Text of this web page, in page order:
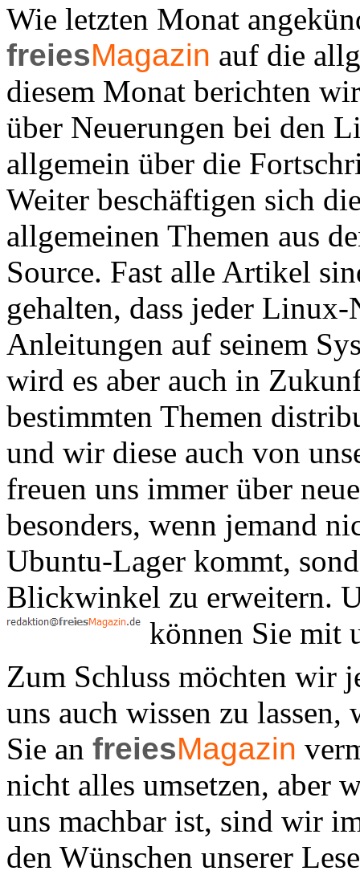
Wie letzten Monat
freiesMagazin auf die
diesem Monat berichten
über Neuerungen bei den
allgemein über die
Weiter beschäftigen sich
allgemeinen Themen aus
Source. Fast alle Artikel
gehalten, dass jeder
Anleitungen auf seinem
wird es aber auch in
bestimmten Themen
und wir diese auch von
freuen uns immer über
besonders, wenn jemand
Ubuntu-Lager kommt,
Blickwinkel zu erweitern.
können Sie mit
Zum Schluss möchten wir
uns auch wissen zu
Sie an freiesMagazin
nicht alles umsetzen, aber
uns machbar ist, sind wir
den Wünschen unserer